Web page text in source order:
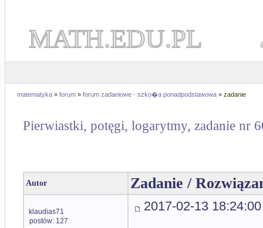
MATH.EDU.PL
matematyka » forum » forum zadaniowe - szko�a ponadpodstawowa » zadanie
Pierwiastki, potęgi, logarytmy, zadanie nr
Autor Zadanie /
klaudias71
postów: 127
2017-02-13 18:24:00